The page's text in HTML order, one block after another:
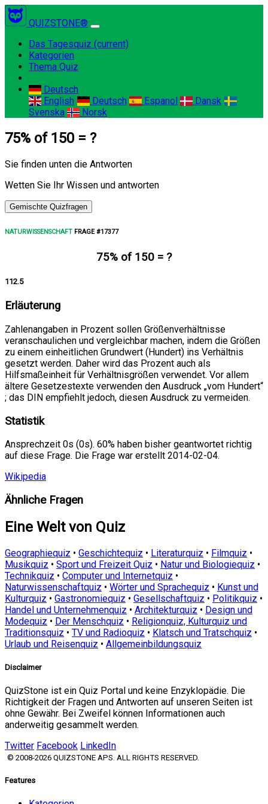
QUIZSTONE®
Das Tagesquiz (current)
Kategorien
Thema Quiz
Deutsch
English
Deutsch Espanol
Dansk
Svenska
Norsk
75% of 150 = ?
Sie finden unten die Antworten
Wetten Sie Ihr Wissen und antworten
Gemischte Quizfragen
NATURWISSENSCHAFT FRAGE #17377
75% of 150 = ?
112.5
Erläuterung
Zahlenangaben in Prozent sollen Größenverhältnisse
veranschaulichen und vergleichbar machen, indem die Größen
zu einem einheitlichen Grundwert (Hundert) ins Verhältnis
gesetzt werden. Daher wird das Prozent auch als
Hilfsmaßeinheit für Verhältnisgrößen verwendet. Vor allem
ältere Gesetzestexte verwenden den Ausdruck „vom Hundert“
; das DIN empfiehlt jedoch, diesen Ausdruck zu vermeiden.
Statistik
Ansprechzeit 0s (0s). 60% haben bisher geantwortet richtig
auf diese Frage. Die Frage war erstellt 2014-02-04.
Wikipedia
Ähnliche Fragen
Eine Welt von Quiz
Geographiequiz • Geschichtequiz • Literaturquiz • Filmquiz •
Musikquiz • Sport und Freizeit Quiz • Natur und Biologiequiz •
Technikquiz • Computer und Internetquiz •
Naturwissenschaftquiz • Wörter und Sprachequiz • Kunst und
Kulturquiz • Gastronomiequiz • Gesellschaftquiz • Politikquiz •
Handel und Unternehmenquiz • Architekturquiz • Design und
Modequiz • Der Menschquiz • Religionquiz, Kulturquiz und
Traditionsquiz • TV und Radioquiz • Klatsch und Tratschquiz •
Urlaub und Reisenquiz • Allgemeinbildungsquiz
Disclaimer
QuizStone ist ein Quiz Portal und keine Enzyklopädie. Die
Richtigkeit der Fragen und Antworten auf unseren Seiten ist
ohne Gewähr. Bei Zweifel können Informationen auch
anderweitig gesammelt werden.
Twitter Facebook LinkedIn
© 2008-2026 QUIZSTONE APS. ALL RIGHTS RESERVED.
Features